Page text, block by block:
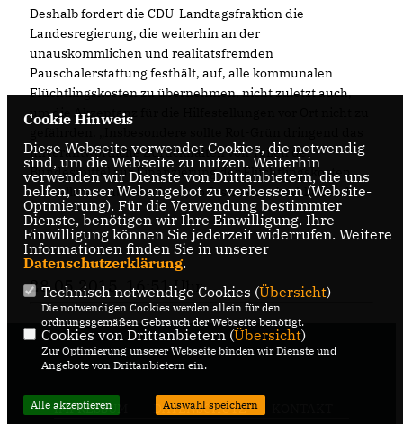
Deshalb fordert die CDU-Landtagsfraktion die
Landesregierung, die weiterhin an der
unauskömmlichen und realitätsfremden
Pauschalerstattung festhält, auf, alle kommunalen
Flüchtlingskosten zu übernehmen, nicht zuletzt auch,
um die Akzeptanz für die Hilfestellungen vor Ort nicht zu
unverantwortliche Zurückhalten von Teilen der
Bundesmittel zur Finanzierung der Flüchtlingskosten
schnellstens überdenken“, so Jostmeier abschließend.
28.05.2015, 16:51 Uhr
IMPRESSUM DATENSCHUTZ
Cookie Hinweis
Diese Webseite verwendet Cookies, die notwendig
sind, um die Webseite zu nutzen. Weiterhin
verwenden wir Dienste von Drittanbietern, die uns
helfen, unser Webangebot zu verbessern (Website-
Optmierung). Für die Verwendung bestimmter
Dienste, benötigen wir Ihre Einwilligung. Ihre
Einwilligung können Sie jederzeit widerrufen. Weitere
Informationen finden Sie in unserer
Datenschutzerklärung.
Technisch notwendige Cookies (Übersicht)
Die notwendigen Cookies werden allein für den
ordnungsgemäßen Gebrauch der Webseite benötigt.
Cookies von Drittanbietern (Übersicht)
Zur Optimierung unserer Webseite binden wir Dienste und
Angebote von Drittanbietern ein.
Alle akzeptieren Auswahl speichern